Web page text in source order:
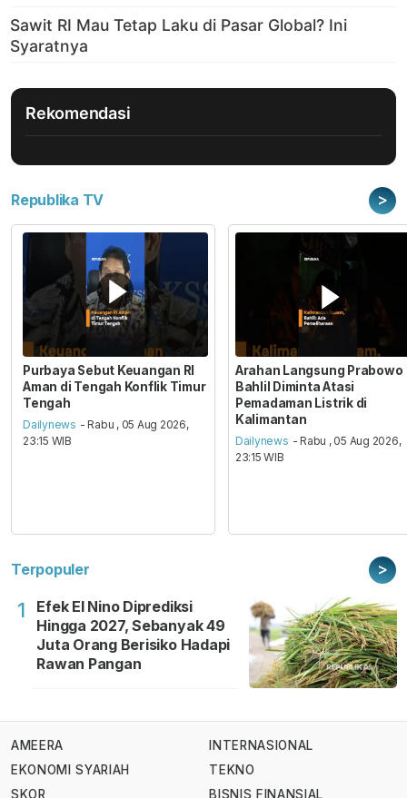
Rekomendasi
Republika TV >
Purbaya Sebut Keuangan RI
Aman di Tengah Konflik Timur
Tengah
Dailynews - Rabu , 05 Aug 2026,
23:15 WIB
Arahan Langsung Prabowo
Bahlil Diminta Atasi
Pemadaman Listrik di
Kalimantan
Dailynews - Rabu , 05 Aug 2026,
23:15 WIB
Terpopuler >
1
Efek El Nino Diprediksi
Hingga 2027, Sebanyak 49
Juta Orang Berisiko Hadapi
Rawan Pangan
AMEERA
EKONOMI SYARIAH
SKOR
INTERNASIONAL
TEKNO
BISNIS FINANSIAL